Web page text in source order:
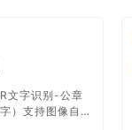
文字识别-公章
）支持图像自动